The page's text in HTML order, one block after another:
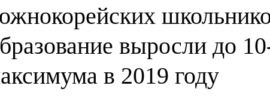
выросли до
в 2019 году